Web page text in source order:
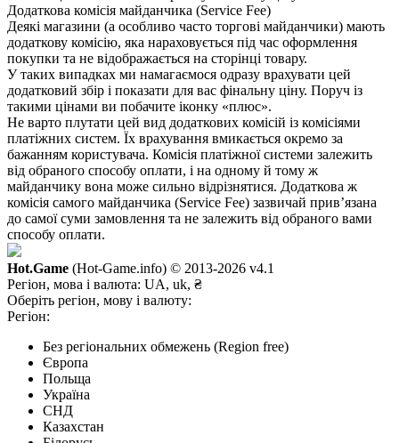
Додаткова комісія майданчика (Service Fee)
Деякі магазини (а особливо часто торгові майданчики) мають
додаткову комісію, яка нараховується під час оформлення
покупки та не відображається на сторінці товару.
У таких випадках ми намагаємося одразу врахувати цей
додатковий збір і показати для вас фінальну ціну. Поруч із
такими цінами ви побачите іконку «плюс».
Не варто плутати цей вид додаткових комісій із комісіями
платіжних систем. Їх врахування вмикається окремо за
бажанням користувача. Комісія платіжної системи залежить
від обраного способу оплати, і на одному й тому ж
майданчику вона може сильно відрізнятися. Додаткова ж
комісія самого майданчика (Service Fee) зазвичай прив’язана
до самої суми замовлення та не залежить від обраного вами
способу оплати.
Hot.Game (Hot-Game.info) © 2013-2026 v4.1
Регіон, мова і валюта: UA, uk, ₴
Оберіть регіон, мову і валюту:
Регіон:
Без регіональних обмежень (Region free)
Європа
Польща
Україна
СНД
Казахстан